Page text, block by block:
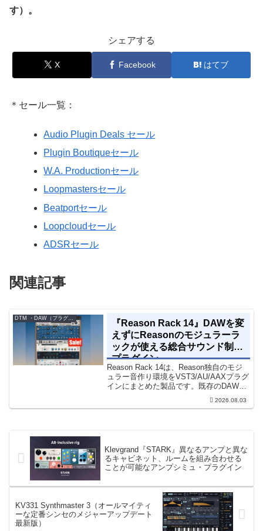
す）。
シェアする
X Facebook はてブ
＊セール一覧：
Audio Plugin Deals セール
Plugin Boutiqueセール
W.A. Productionセール
Loopmastersセール
Beatportセール
Loopcloudセール
ADSRセール
関連記事
DTM ・DAW（プラグイン、シンセなど）のセール情報
『Reason Rack 14』DAWを変
えずにReasonのモジュラーラ
ックが使える総合サウンド制作
プラグイン
Reason Rack 14は、Reason独自のモジ
ュラー音作り環境をVST3/AU/AAXプラグ
インにまとめた製品です。既存のDAWを
乗り換えることなく、68種類のシンセや
エフェクト、CV配線をそのままトラック
2026.08.03
Klevgrand『STARK』異なるアンプと異な
るキャビネット、ルームを組み合わせる
ことが可能なアンプシミュ・プラグイン
KV331 Synthmaster 3（オールマイティ
ーな定番シンセのメジャーアップデート
最新版）